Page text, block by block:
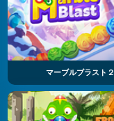
マーブルブラスト２